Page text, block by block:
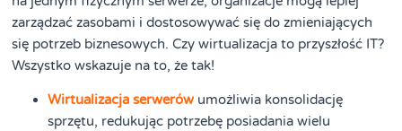
zarządzać zasobami i dostosowywać się do zmieniających
się potrzeb biznesowych. Czy wirtualizacja to przyszłość IT?
Wszystko wskazuje na to, że tak!
Wirtualizacja serwerów umożliwia konsolidację
sprzętu, redukując potrzebę posiadania wielu